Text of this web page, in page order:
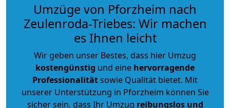
Umzüge von Pforzheim nach
Zeulenroda-Triebes: Wir machen
es Ihnen leicht
Wir geben unser Bestes, dass hier Umzug
kostengünstig und eine hervorragende
Professionalitätsowie Qualität bietet. Mit
unserer Unterstützung in Pforzheim können Sie
sicher sein, dass Ihr Umzug reibungslos und